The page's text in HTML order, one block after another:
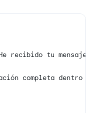
recibido tu
completa